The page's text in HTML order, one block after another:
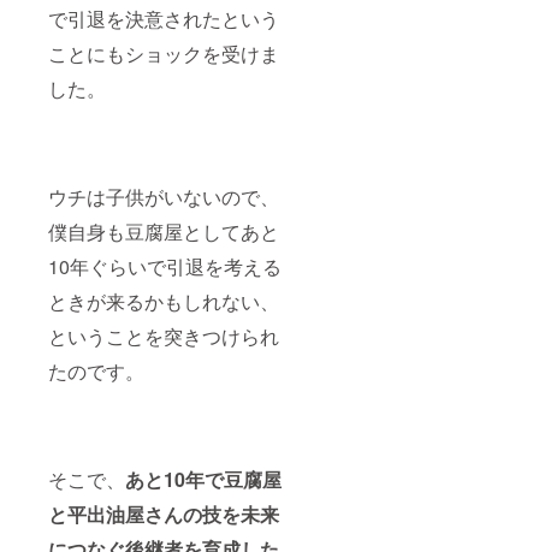
で引退を決意されたという
ことにもショックを受けま
した。
ウチは子供がいないので、
僕自身も豆腐屋としてあと
10年ぐらいで引退を考える
ときが来るかもしれない、
ということを突きつけられ
たのです。
そこで、 あと10年で豆腐屋
と平出油屋さんの技を未来